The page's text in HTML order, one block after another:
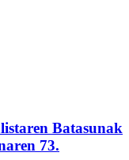
Batasunak
73.